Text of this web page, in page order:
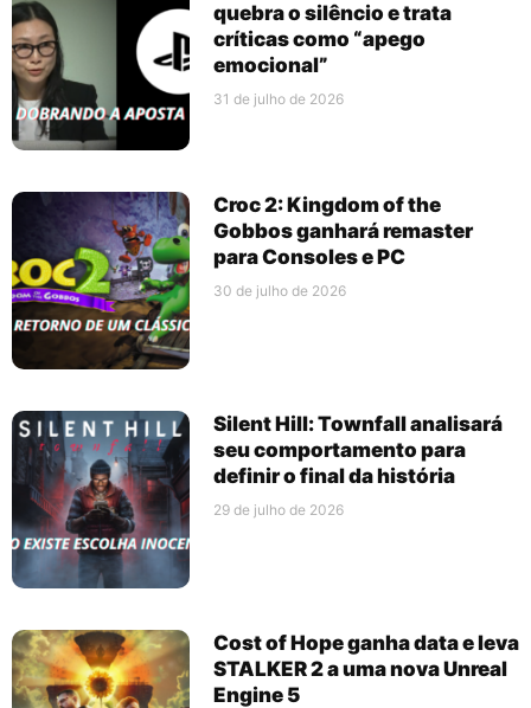
quebra o silêncio e trata
críticas como “apego
emocional”
31 de julho de 2026
Croc 2: Kingdom of the
Gobbos ganhará remaster
para Consoles e PC
30 de julho de 2026
Silent Hill: Townfall analisará
seu comportamento para
definir o final da história
29 de julho de 2026
Cost of Hope ganha data e leva
STALKER 2 a uma nova Unreal
Engine 5